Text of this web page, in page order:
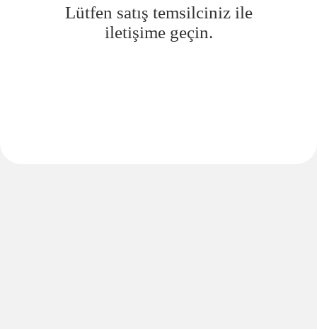
Lütfen satış temsilciniz ile
iletişime geçin.